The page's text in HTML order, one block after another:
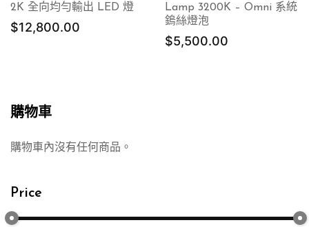
2K 全向均勻輸出 LED 燈
$12,800.00
Lamp 3200K – Omni 系統
鎢絲燈泡
$5,500.00
購物車
購物車內沒有任何商品。
Price